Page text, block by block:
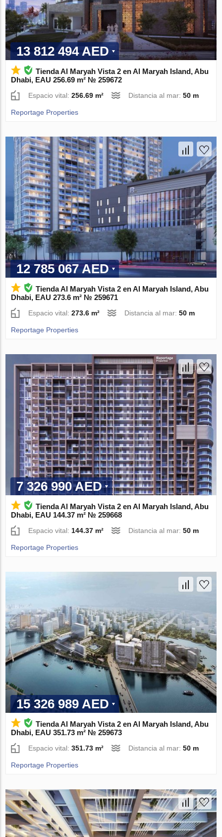
13 812 494 AED
Tienda Al Maryah Vista 2 en Al Maryah Island, Abu
Dhabi, EAU 256.69 m² № 259672
Espacio vital:256.69 m² Distancia al mar:50 m
Reportage Properties
12 785 067 AED
Tienda Al Maryah Vista 2 en Al Maryah Island, Abu
Dhabi, EAU 273.6 m² № 259671
Espacio vital:273.6 m² Distancia al mar:50 m
Reportage Properties
7 326 990 AED
Tienda Al Maryah Vista 2 en Al Maryah Island, Abu
Dhabi, EAU 144.37 m² № 259668
Espacio vital: 144.37 m² Distancia al mar:50 m
Reportage Properties
15 326 989 AED
Tienda Al Maryah Vista 2 en Al Maryah Island, Abu
Dhabi, EAU 351.73 m² № 259673
Espacio vital:351.73 m² Distancia al mar:50 m
Reportage Properties